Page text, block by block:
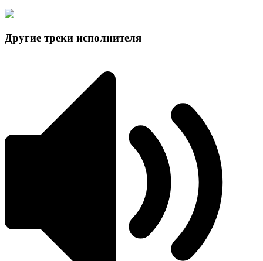
Другие треки исполнителя